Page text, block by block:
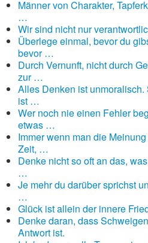
Männer von Charakter,
…
Wir sind nicht nur
Überlege einmal, bevor du
bevor …
Durch Vernunft, nicht durch
zur …
Alles Denken ist
ist …
Wer noch nie einen Fehler
etwas …
Immer wenn man die
Zeit, …
Denke nicht so oft an das,
…
Je mehr du darüber sprichst
…
Glück ist allein der innere
Denke daran, dass
Antwort ist.